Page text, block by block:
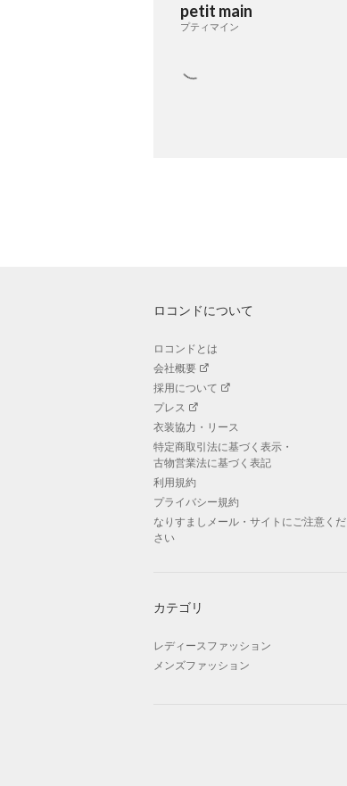
petit main
プティマイン
ロコンドについて
ロコンドとは
会社概要
採用について
プレス
衣装協力・リース
特定商取引法に基づく表示・
古物営業法に基づく表記
利用規約
プライバシー規約
なりすましメール・サイトにご注意くだ
さい
カテゴリ
レディースファッション
メンズファッション